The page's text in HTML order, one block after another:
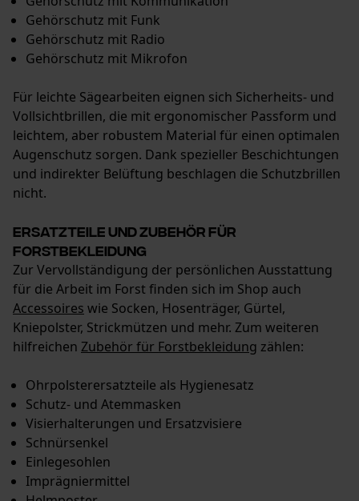
Gehörschutz mit Funk
Gehörschutz mit Radio
Gehörschutz mit Mikrofon
Für leichte Sägearbeiten eignen sich Sicherheits- und
Vollsichtbrillen, die mit ergonomischer Passform und
leichtem, aber robustem Material für einen optimalen
Augenschutz sorgen. Dank spezieller Beschichtungen
und indirekter Belüftung beschlagen die Schutzbrillen
nicht.
Ersatzteile und Zubehör für
Forstbekleidung
Zur Vervollständigung der persönlichen Ausstattung
für die Arbeit im Forst finden sich im Shop auch
Accessoires wie Socken, Hosenträger, Gürtel,
Kniepolster, Strickmützen und mehr. Zum weiteren
hilfreichen Zubehör für Forstbekleidung zählen:
Ohrpolsterersatzteile als Hygienesatz
Schutz- und Atemmasken
Visierhalterungen und Ersatzvisiere
Schnürsenkel
Einlegesohlen
Imprägniermittel